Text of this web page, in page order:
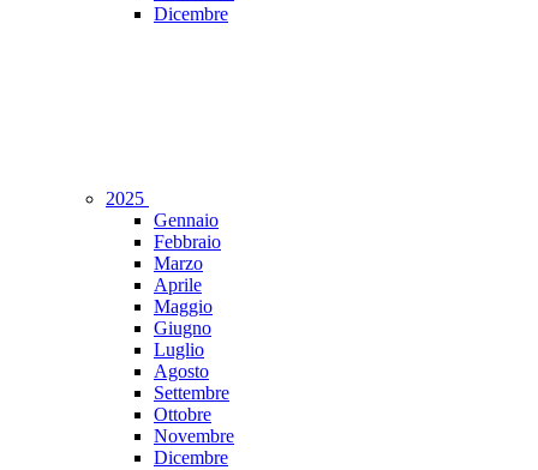
Dicembre
2025
Gennaio
Febbraio
Marzo
Aprile
Maggio
Giugno
Luglio
Agosto
Settembre
Ottobre
Novembre
Dicembre